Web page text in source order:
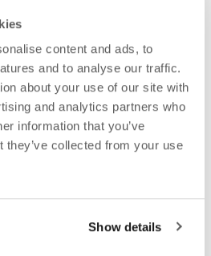
content and ads, to
and to analyse our traffic.
about your use of our site with
and analytics partners who
information that you’ve
they’ve collected from your use
Show details
y actuamos med
de hur arbetsmiljön
med tema “Un
handlar om hur små och
ett arbetsklimat där las
inspiración, perspectivas
llevar a tu propio lugar de